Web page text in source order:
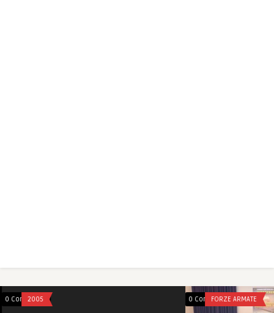
0 Comments
2005 0 CommentsFORZE ARMATE